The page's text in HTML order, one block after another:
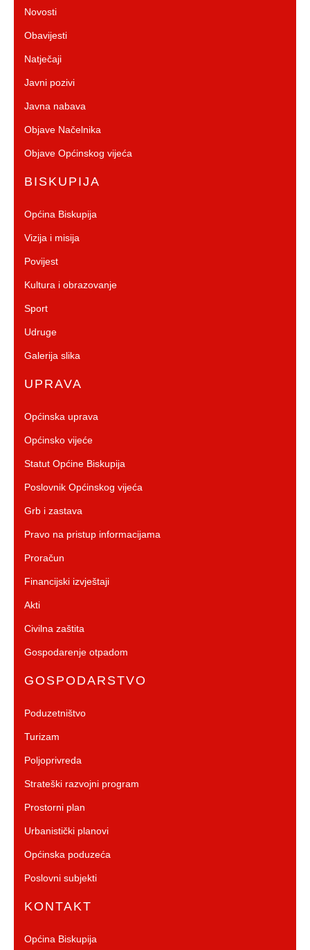
Novosti
Obavijesti
Natječaji
Javni pozivi
Javna nabava
Objave Načelnika
Objave Općinskog vijeća
BISKUPIJA
Općina Biskupija
Vizija i misija
Povijest
Kultura i obrazovanje
Sport
Udruge
Galerija slika
UPRAVA
Općinska uprava
Općinsko vijeće
Statut Općine Biskupija
Poslovnik Općinskog vijeća
Grb i zastava
Pravo na pristup informacijama
Proračun
Financijski izvještaji
Akti
Civilna zaštita
Gospodarenje otpadom
GOSPODARSTVO
Poduzetništvo
Turizam
Poljoprivreda
Strateški razvojni program
Prostorni plan
Urbanistički planovi
Općinska poduzeća
Poslovni subjekti
KONTAKT
Općina Biskupija